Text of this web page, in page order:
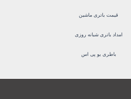
قیمت باتری ماشین
امداد باتری شبانه روزی
باطری یو پی اس